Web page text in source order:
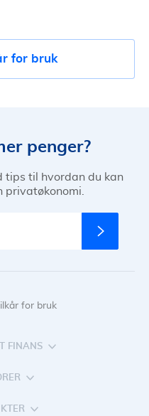
for bruk
penger?
tips til hvordan du kan
privatøkonomi.
for bruk
FINANS